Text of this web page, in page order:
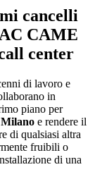
cancelli
CAME
center
di lavoro e
in
piano per
e rendere il
di qualsiasi altra
fruibili o
di una